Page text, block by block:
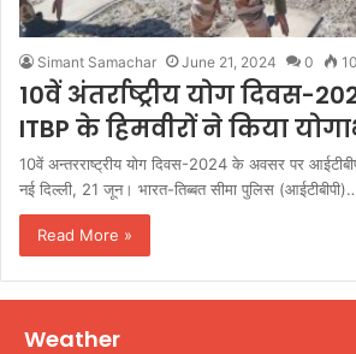
Simant Samachar June 21, 2024 0
10वें अंतर्राष्ट्रीय योग दिवस-
ITBP के हिमवीरों ने किया
10वें अन्‍तरराष्‍ट्रीय योग दिवस-2024 के अवसर पर आईटीबीपी
नई दिल्ली, 21 जून। भारत-तिब्बत सीमा पुलिस
Read More »
Weather